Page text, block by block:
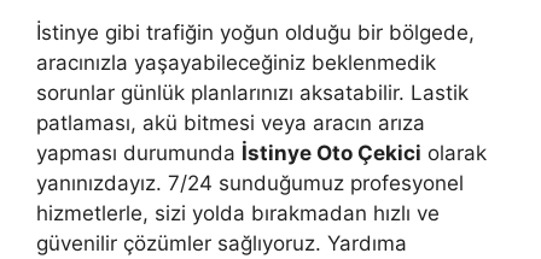
İstinye gibi trafiğin yoğun olduğu bir bölgede,
aracınızla yaşayabileceğiniz beklenmedik
sorunlar günlük planlarınızı aksatabilir. Lastik
patlaması, akü bitmesi veya aracın arıza
yapması durumunda İstinye Oto Çekici olarak
yanınızdayız. 7/24 sunduğumuz profesyonel
hizmetlerle, sizi yolda bırakmadan hızlı ve
güvenilir çözümler sağlıyoruz. Yardıma